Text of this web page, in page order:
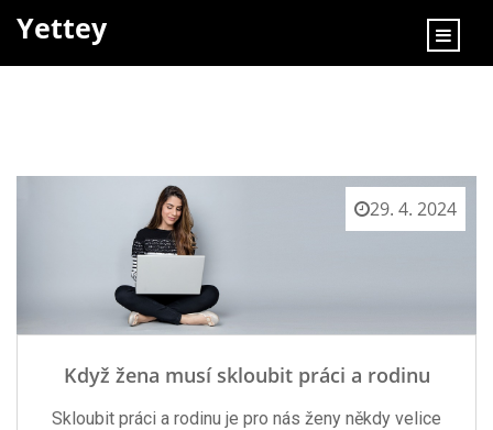
Yettey
29. 4. 2024
Když žena musí skloubit práci a rodinu
Skloubit práci a rodinu je pro nás ženy někdy velice